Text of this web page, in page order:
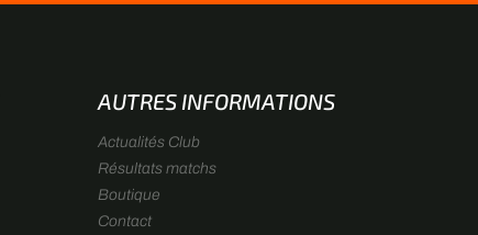
AUTRES INFORMATIONS
Actualités Club
Résultats matchs
Boutique
Contact